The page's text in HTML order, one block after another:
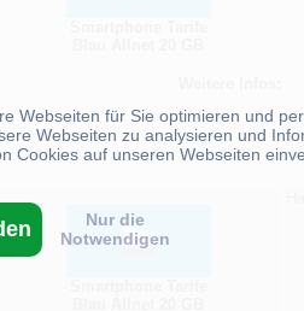
Webseiten für Sie optimieren und
Webseiten zu analysieren und
Cookies auf unseren Webseiten
Nur die
Notwendigen